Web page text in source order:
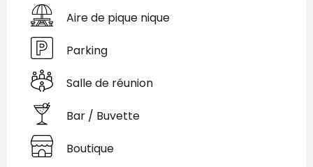
Aire de pique nique
Parking
Salle de réunion
Bar / Buvette
Boutique